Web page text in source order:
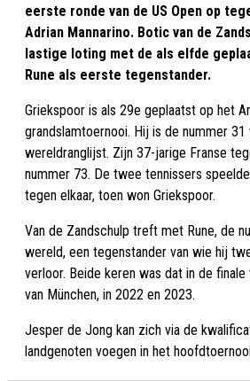
eerste ronde van de US Open op
Adrian Mannarino. Botic van de
lastige loting met de als elfde
Rune als eerste tegenstander.
Griekspoor is als 29e geplaatst op het
grandslamtoernooi. Hij is de nummer 31
wereldranglijst. Zijn 37-jarige Franse
nummer 73. De twee tennissers
tegen elkaar, toen won Griekspoor.
Van de Zandschulp treft met Rune, de
wereld, een tegenstander van wie hij
verloor. Beide keren was dat in de
van München, in 2022 en 2023.
Jesper de Jong kan zich via de
landgenoten voegen in het